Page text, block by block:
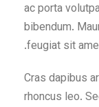
ac porta
bibendum.
feugiat sit
Cras dapibus
rhoncus leo.